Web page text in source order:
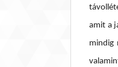
amit a
mindig